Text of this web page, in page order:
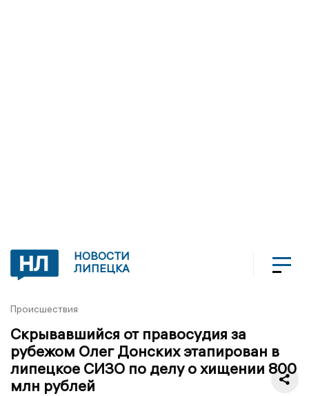
НОВОСТИ
ЛИПЕЦКА
Происшествия
Скрывавшийся от правосудия за
рубежом Олег Донских этапирован в
липецкое СИЗО по делу о хищении 800
млн рублей